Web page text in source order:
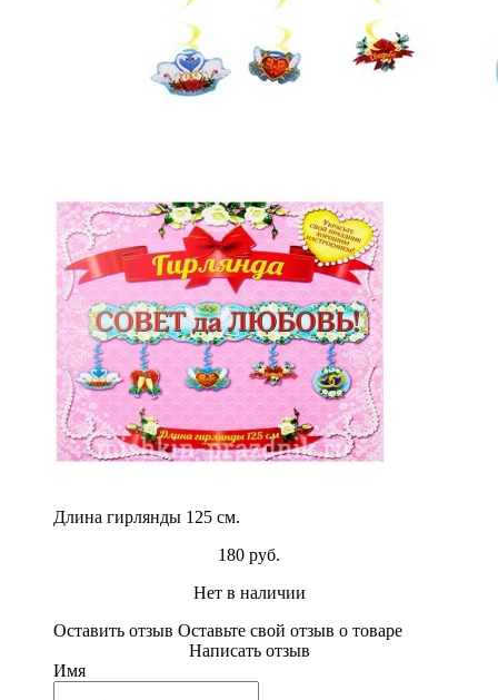
Длина гирлянды 125 см.
180 руб.
Нет в наличии
Оставить отзыв Оставьте свой отзыв о товаре
Написать отзыв
Имя